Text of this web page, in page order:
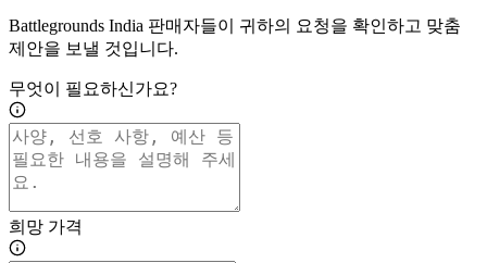
Battlegrounds India 판매자들이 귀하의 요청을 확인하고 맞춤
제안을 보낼 것입니다.
무엇이 필요하신가요?
희망 가격